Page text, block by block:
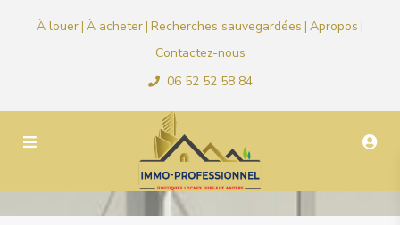
À louer| À acheter| Recherches sauvegardées | Apropos |
Contactez-nous
06 52 52 58 84